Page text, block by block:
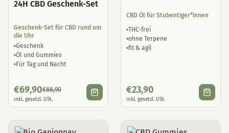
24H CBD Geschenk-Set
Geschenk-Set für CBD rund um
die Uhr
Geschenk
Öl und Gummies
Für Tag und Nacht
€69,90€88,90
inkl. gesetzl. USt.
CBD Öl für Stubentiger*innen
THC-frei
ohne Terpene
fit & agil
€23,90
inkl. gesetzl. USt.